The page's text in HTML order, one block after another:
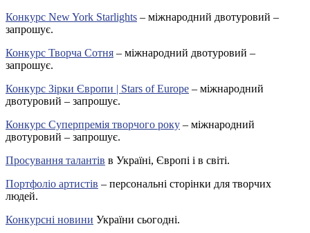
Конкурс New York Starlights – міжнародний двотуровий –
запрошує.
Конкурс Творча Сотня – міжнародний двотуровий –
запрошує.
Конкурс Зірки Європи | Stars of Europe – міжнародний
двотуровий – запрошує.
Конкурс Суперпремія творчого року – міжнародний
двотуровий – запрошує.
Просування талантів в Україні, Європі і в світі.
Портфоліо артистів – персональні сторінки для творчих
людей.
Конкурсні новини України сьогодні.